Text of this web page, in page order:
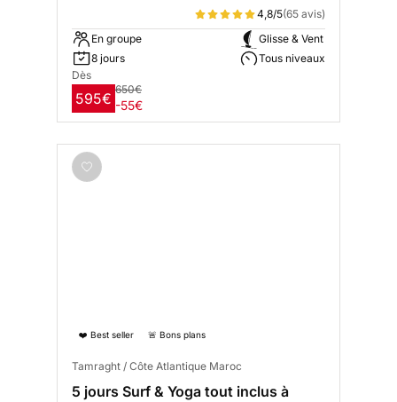
4,8/5(65 avis)
En groupe
8 jours
Glisse & Vent
Tous niveaux
Dès
595€
650€
-55€
❤️ Best seller 🚨 Bons plans
Tamraght / Côte Atlantique Maroc
5 jours Surf & Yoga tout inclus à